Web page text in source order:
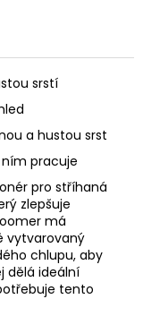
srstí
a hustou srst
pracuje
pro stříhaná
zlepšuje
má
vytvarovaný
chlupu, aby
dělá ideální
tento